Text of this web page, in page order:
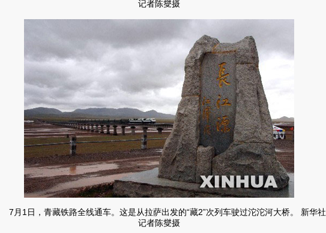
记者陈燮摄
7月1日，青藏铁路全线通车。这是从拉萨出发的“藏2”次列车驶过沱沱河大桥。 新华社
记者陈燮摄